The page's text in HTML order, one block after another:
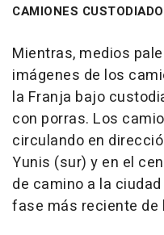
CAMIONES
Mientras, medios
imágenes de los
la Franja bajo
con porras. Los
circulando en
Yunis (sur) y en el
de camino a la
fase más reciente